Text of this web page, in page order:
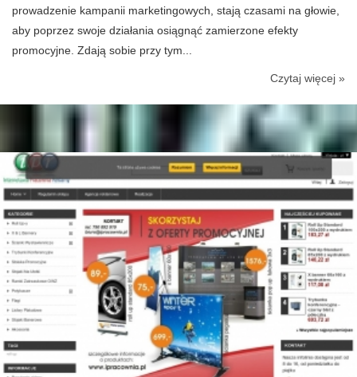
prowadzenie kampanii marketingowych, stają czasami na głowie,
aby poprzez swoje działania osiągnąć zamierzone efekty
promocyjne. Zdają sobie przy tym...
Czytaj więcej »